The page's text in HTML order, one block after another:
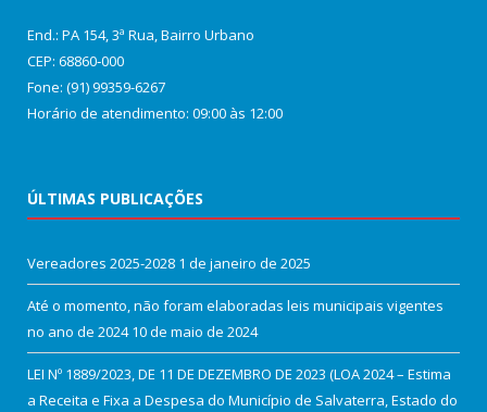
End.: PA 154, 3ª Rua, Bairro Urbano
CEP: 68860‑000
Fone: (91) 99359-6267
Horário de atendimento: 09:00 às 12:00
ÚLTIMAS PUBLICAÇÕES
Vereadores 2025-2028 1 de janeiro de 2025
Até o momento, não foram elaboradas leis municipais vigentes
no ano de 2024 10 de maio de 2024
LEI Nº 1889/2023, DE 11 DE DEZEMBRO DE 2023 (LOA 2024 – Estima
a Receita e Fixa a Despesa do Município de Salvaterra, Estado do